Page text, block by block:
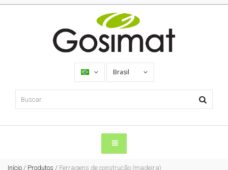
Brasil
Início / Produtos / Ferragens de construção (madeira)